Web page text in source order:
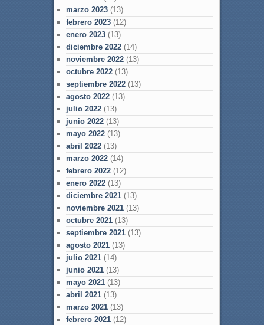
marzo 2023(13)
febrero 2023(12)
enero 2023(13)
diciembre 2022(14)
noviembre 2022(13)
octubre 2022(13)
septiembre 2022(13)
agosto 2022(13)
julio 2022(13)
junio 2022(13)
mayo 2022(13)
abril 2022(13)
marzo 2022(14)
febrero 2022(12)
enero 2022(13)
diciembre 2021(13)
noviembre 2021(13)
octubre 2021(13)
septiembre 2021(13)
agosto 2021(13)
julio 2021(14)
junio 2021(13)
mayo 2021(13)
abril 2021(13)
marzo 2021(13)
febrero 2021(12)